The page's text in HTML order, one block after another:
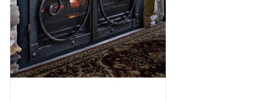
Формирование покрытия
72 часа
Полная полимеризация